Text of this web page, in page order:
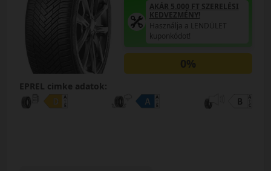
AKÁR 5.000 FT SZERELÉSI
KEDVEZMÉNY!
Használja a LENDÜLET
kuponkódot!
0%
EPREL cimke adatok: